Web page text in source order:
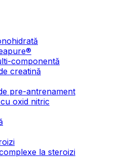
componentă
creatină
pre-antrenament
oxid nitric
la steroizi